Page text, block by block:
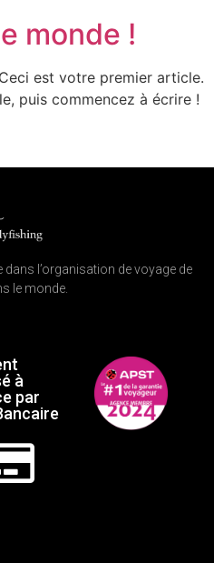
monde !
est votre premier article.
puis commencez à écrire !
dans l’organisation de voyage de
le monde.
à
par